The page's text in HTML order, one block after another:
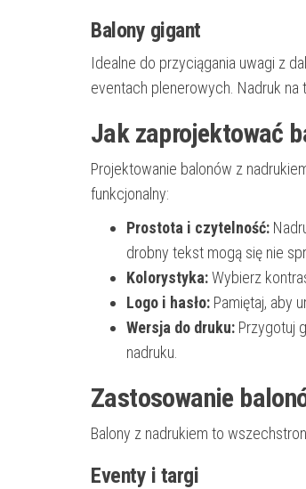
Balony gigant
Idealne do przyciągania uwagi z
eventach plenerowych. Nadruk
Jak zaprojektować
Projektowanie balonów z
funkcjonalny:
Prostota i czytelność:
drobny tekst mogą się nie
Kolorystyka:Wybierz
Logo i hasło: Pamiętaj, aby
Wersja do druku: Przygotuj
nadruku.
Zastosowanie
Balony z nadrukiem to
Eventy i targi